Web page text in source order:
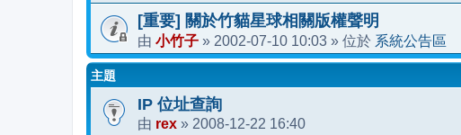
[重要] 關於竹貓星球相關版權聲明
由 小竹子 » 2002-07-10 10:03 » 位於 系統公告區
主題
IP 位址查詢
由 rex » 2008-12-22 16:40